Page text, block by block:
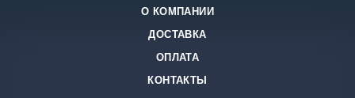
О КОМПАНИИ
ДОСТАВКА
ОПЛАТА
КОНТАКТЫ